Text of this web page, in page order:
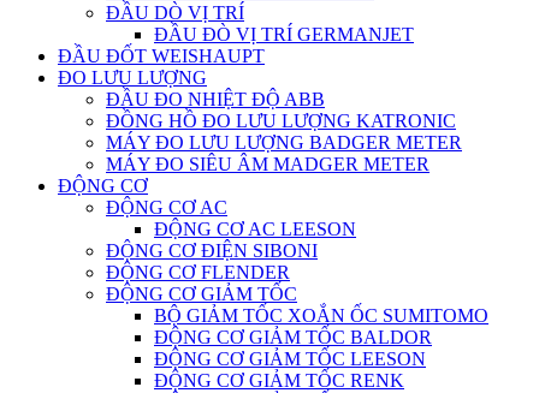
ĐẦU DÒ VỊ TRÍ
ĐẦU ĐÒ VỊ TRÍ GERMANJET
ĐẦU ĐỐT WEISHAUPT
ĐO LƯU LƯỢNG
ĐẦU ĐO NHIỆT ĐỘ ABB
ĐỒNG HỒ ĐO LƯU LƯỢNG KATRONIC
MÁY ĐO LƯU LƯỢNG BADGER METER
MÁY ĐO SIÊU ÂM MADGER METER
ĐỘNG CƠ
ĐỘNG CƠ AC
ĐỘNG CƠ AC LEESON
ĐỘNG CƠ ĐIỆN SIBONI
ĐỘNG CƠ FLENDER
ĐỘNG CƠ GIẢM TỐC
BỘ GIẢM TỐC XOẮN ỐC SUMITOMO
ĐỘNG CƠ GIẢM TỐC BALDOR
ĐỘNG CƠ GIẢM TỐC LEESON
ĐỘNG CƠ GIẢM TỐC RENK